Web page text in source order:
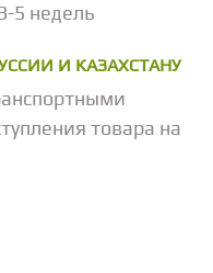
5 недель
И КАЗАХСТАНУ
товара на